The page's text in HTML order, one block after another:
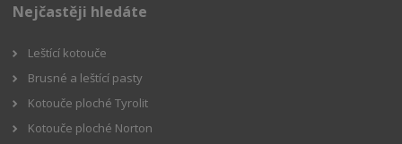
Nejčastěji hledáte
Leštící kotouče
Brusné a leštící pasty
Kotouče ploché Tyrolit
Kotouče ploché Norton